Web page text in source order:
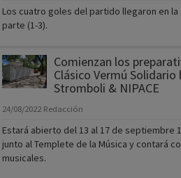
Los cuatro goles del partido llegaron en la
parte (1-3).
Comienzan los
Clásico Vermú Solidario
Stromboli & NIPACE
24/08/2022 Redacción
Estará abierto del 13 al 17 de septiembre
junto al Templete de la Música y contará
musicales.